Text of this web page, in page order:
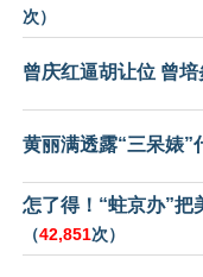
次）
曾庆红逼胡让位 曾
黄丽满透露“三呆婊”
怎了得！“蛀京办”把
（42,851次）